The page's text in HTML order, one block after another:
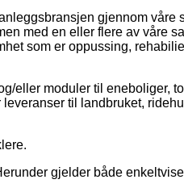
gjennom våre
med en eller flere av våre
som er oppussing,
eller moduler til eneboliger,
til landbruket,
gjelder både